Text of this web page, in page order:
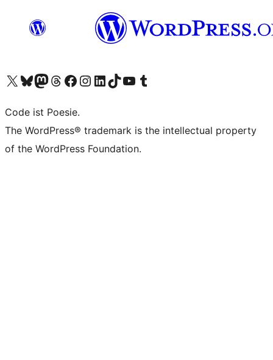
Unser X-Konto (früher Twitter) besuchen
Unser Bluesky-Konto besuchen
Unser Mastodon-Konto besuchen
Unser Threads-Konto besuchen
Unsere Facebook-Seite besuchen
Unser Instagram-Konto besuchen
Unser LinkedIn-Konto besuchen
Unser TikTok-Konto besuchen
Unseren YouTube-Kanal besuchen
Unser Tumblr-Konto besuchen
Code ist Poesie.
The WordPress® trademark is the intellectual property
of the WordPress Foundation.